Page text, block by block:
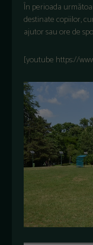
În perioada
destinate copiilor,
ajutor sau ore de
[youtube https://